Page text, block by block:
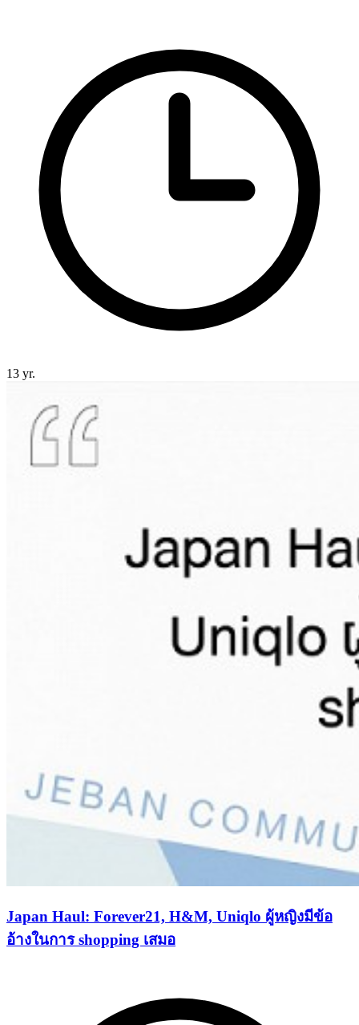
13 yr.
Japan Haul: Forever21, H&M, Uniqlo ผู้หญิงมีข้อ
อ้างในการ shopping เสมอ